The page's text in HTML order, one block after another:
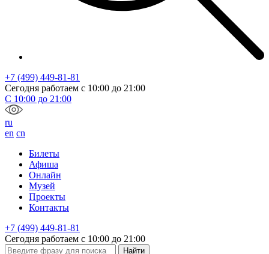
+7 (499) 449-81-81
Сегодня работаем с 10:00 до 21:00
С 10:00 до 21:00
ru
en cn
Билеты
Афиша
Онлайн
Музей
Проекты
Контакты
+7 (499) 449-81-81
Сегодня работаем с 10:00 до 21:00